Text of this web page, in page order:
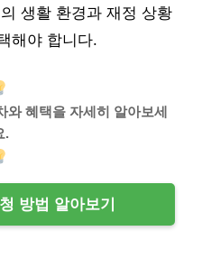
생활 환경과 재정 상황
해야 합니다.
와 혜택을 자세히 알아보세
.
방법 알아보기